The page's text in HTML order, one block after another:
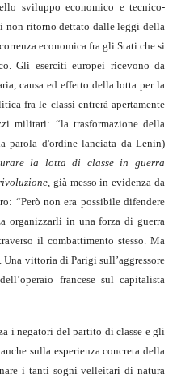
sviluppo economico e tecnico-
non ritorno dettato dalle leggi della
economica fra gli Stati che si
Gli eserciti europei ricevono da
causa ed effetto della lotta per la
fra le classi entrerà apertamente
militari: “la trasformazione della
parola d'ordine lanciata da Lenin)
la lotta di classe in guerra
, già messo in evidenza da
“Però non era possibile difendere
organizzarli in una forza di guerra
il combattimento stesso. Ma
vittoria di Parigi sull’aggressore
francese sul capitalista
i negatori del partito di classe e gli
sulla esperienza concreta della
i tanti sogni velleitari di natura